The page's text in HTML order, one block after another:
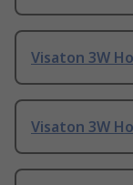
Visaton 3W
Visaton 3W